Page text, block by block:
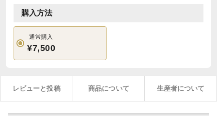
購入方法
通常購入
¥7,500
レビューと投稿 商品について 生産者について